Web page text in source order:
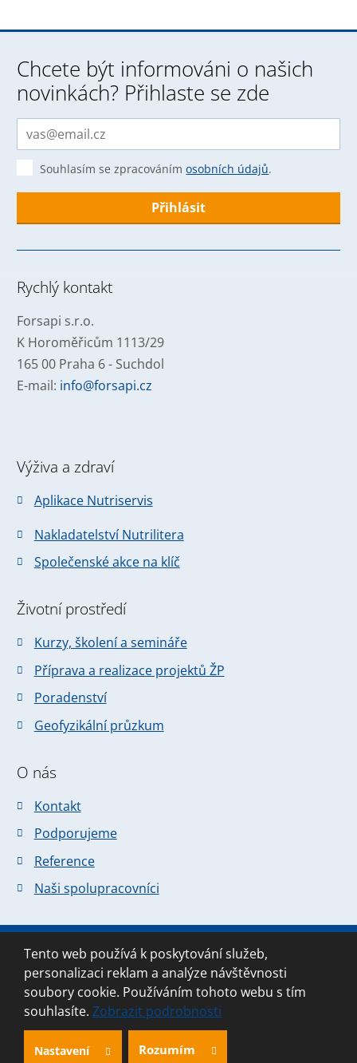
Chcete být informováni o našich
novinkách? Přihlaste se zde
Souhlasím se zpracovánímosobních údajů.
se
nepodařilo
odeslat.
Rychlý kontakt
Forsapi s.r.o.
K Horoměřicům 1113/29
165 00 Praha 6 - Suchdol
E-mail: info@forsapi.cz
Výživa a zdraví
Aplikace Nutriservis
Nakladatelství Nutrilitera
Společenské akce na klíč
Životní prostředí
Kurzy, školení a semináře
Příprava a realizace projektů ŽP
Poradenství
Geofyzikální průzkum
O nás
Kontakt
Podporujeme
Reference
Naši spolupracovníci
© 2026 Forsapi s.r.o., vytvořila eBRÁNA
Mapa stránek| Podmínky použití
Tento web používá k poskytování služeb,
personalizaci reklam a analýze návštěvnosti
soubory cookie. Používáním tohoto webu s tím
souhlasíte. Zobrazit podrobnosti
Nastavení Rozumím